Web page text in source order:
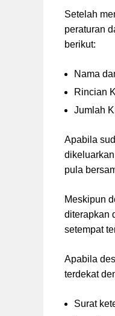
Setelah
peraturan
berikut:
Nama
Rincian
Jumlah
Apabila
pula
Meskipun
diterapkan
setempat
Apabila
terdekat
Surat